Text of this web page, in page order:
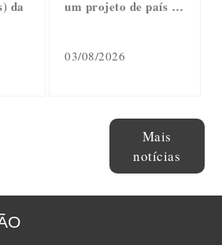
da
um projeto de país …
03/08/2026
Mais
notícias